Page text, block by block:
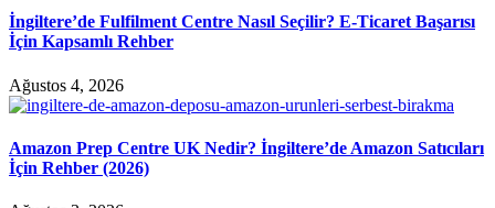
İngiltere’de Fulfilment Centre Nasıl Seçilir? E-Ticaret Başarısı
İçin Kapsamlı Rehber
Ağustos 4, 2026
Amazon Prep Centre UK Nedir? İngiltere’de Amazon Satıcıları
İçin Rehber (2026)